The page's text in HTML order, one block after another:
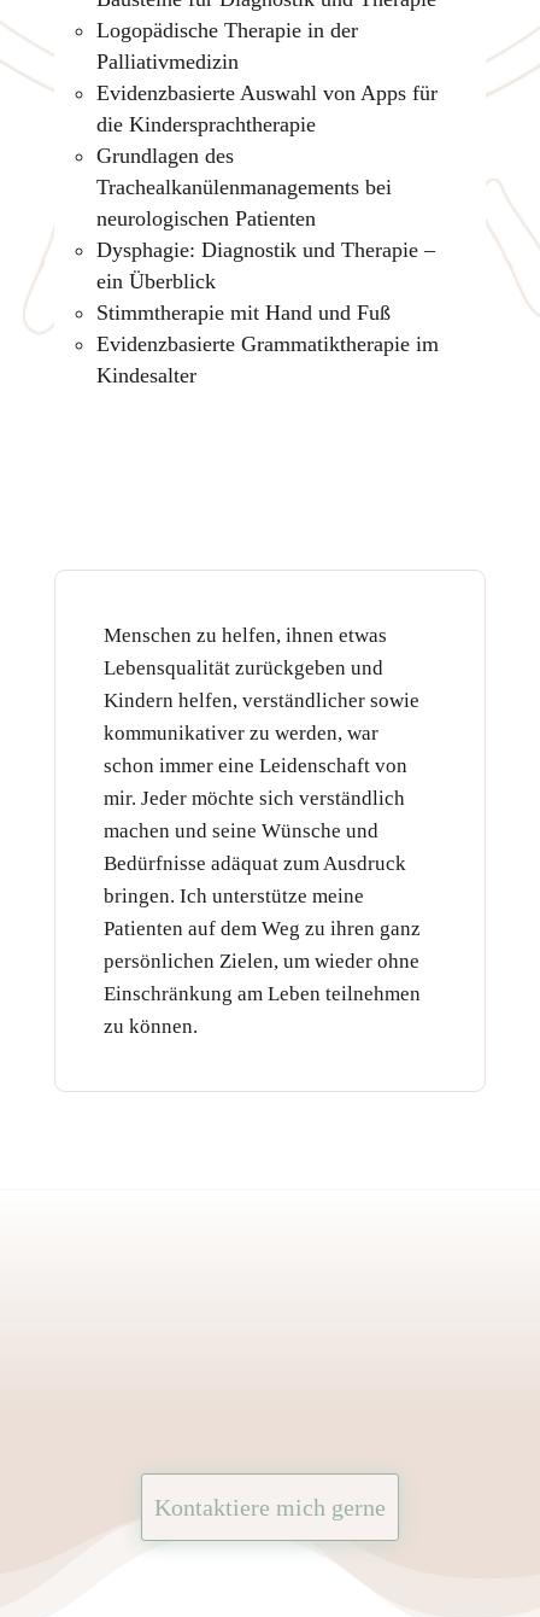
Logopädische Therapie in der
Palliativmedizin
Evidenzbasierte Auswahl von Apps für
die Kindersprachtherapie
Grundlagen des
Trachealkanülenmanagements bei
neurologischen Patienten
Dysphagie: Diagnostik und Therapie –
ein Überblick
Stimmtherapie mit Hand und Fuß
Evidenzbasierte Grammatiktherapie im
Kindesalter
Menschen zu helfen, ihnen etwas
Lebensqualität zurückgeben und
Kindern helfen, verständlicher sowie
kommunikativer zu werden, war
schon immer eine Leidenschaft von
mir. Jeder möchte sich verständlich
machen und seine Wünsche und
Bedürfnisse adäquat zum Ausdruck
bringen. Ich unterstütze meine
Patienten auf dem Weg zu ihren ganz
persönlichen Zielen, um wieder ohne
Einschränkung am Leben teilnehmen
zu können.
Kontaktiere mich gerne